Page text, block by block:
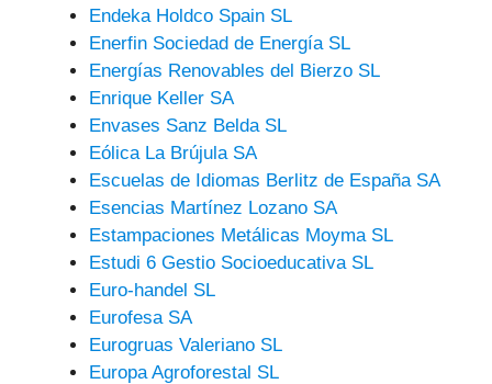
Endeka Holdco Spain SL
Enerfin Sociedad de Energía SL
Energías Renovables del Bierzo SL
Enrique Keller SA
Envases Sanz Belda SL
Eólica La Brújula SA
Escuelas de Idiomas Berlitz de España SA
Esencias Martínez Lozano SA
Estampaciones Metálicas Moyma SL
Estudi 6 Gestio Socioeducativa SL
Euro-handel SL
Eurofesa SA
Eurogruas Valeriano SL
Europa Agroforestal SL